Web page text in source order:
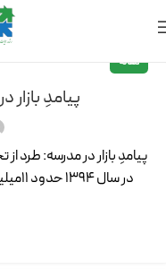
مقاله
پیامدِ
پیامدِ بازار در مدرسه: طرد
در